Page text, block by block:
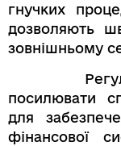
гнучких
дозволяють
зовнішньому
посилювати
для
фінансової